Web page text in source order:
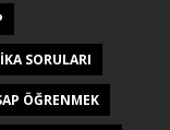
SORULARI
ÖĞRENMEK